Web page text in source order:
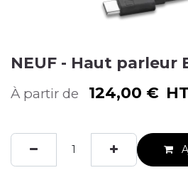
NEUF - Haut parleur
À partir de 124,00 € HT